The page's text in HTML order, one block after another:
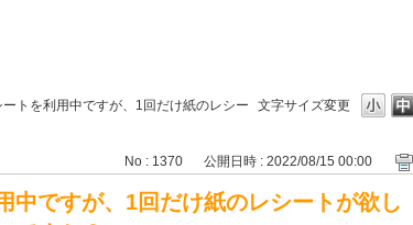
文字サイズ変更
ートを利用中ですが、1回だけ紙のレシー
No : 1370 公開日時 : 2022/08/15 00:00
中ですが、1回だけ紙のレシートが欲し